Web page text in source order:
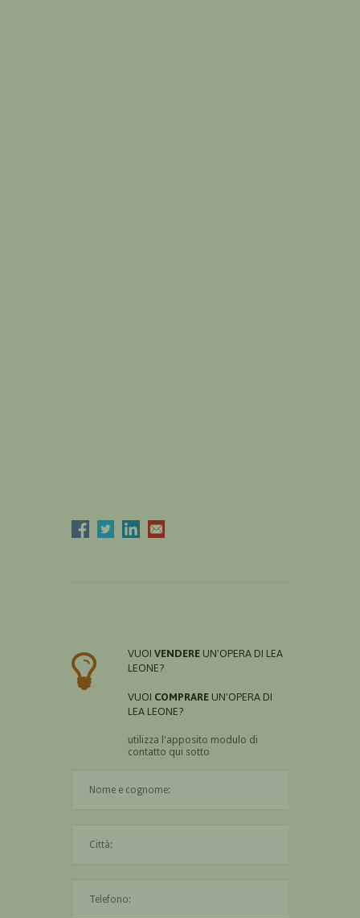
VUOI VENDERE UN'OPERA DI LEA
LEONE?
VUOI COMPRARE UN'OPERA DI
LEA LEONE?
utilizza l'apposito modulo di
contatto qui sotto